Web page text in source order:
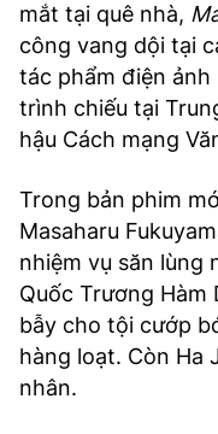
mắt tại quê nhà,
công vang dội tại
tác phẩm điện
trình chiếu tại
hậu Cách mạng
Trong bản phim
Masaharu
nhiệm vụ săn lùng
Quốc Trương Hàm
bẫy cho tội cướp
hàng loạt. Còn Ha
nhân.